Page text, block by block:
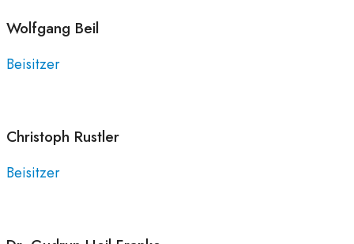
Wolfgang Beil
Beisitzer
Christoph Rustler
Beisitzer